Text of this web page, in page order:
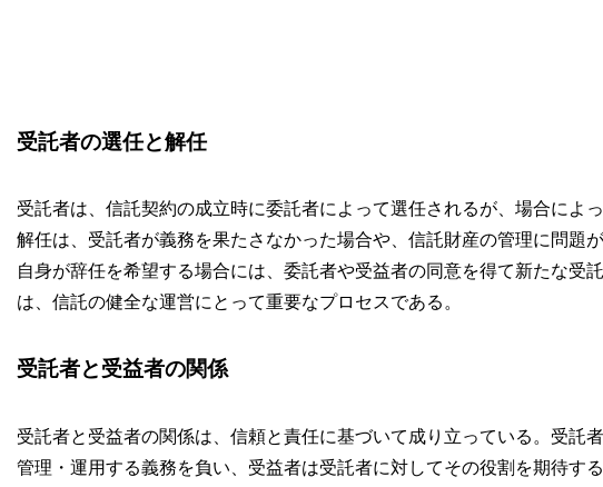
受託者の選任と解任
受託者は、信託契約の成立時に委託者によって選任されるが、場合によ
解任は、受託者が義務を果たさなかった場合や、信託財産の管理に問題
自身が辞任を希望する場合には、委託者や受益者の同意を得て新たな受
は、信託の健全な運営にとって重要なプロセスである。
受託者と受益者の関係
受託者と受益者の関係は、信頼と責任に基づいて成り立っている。受託
管理・運用する義務を負い、受益者は受託者に対してその役割を期待す